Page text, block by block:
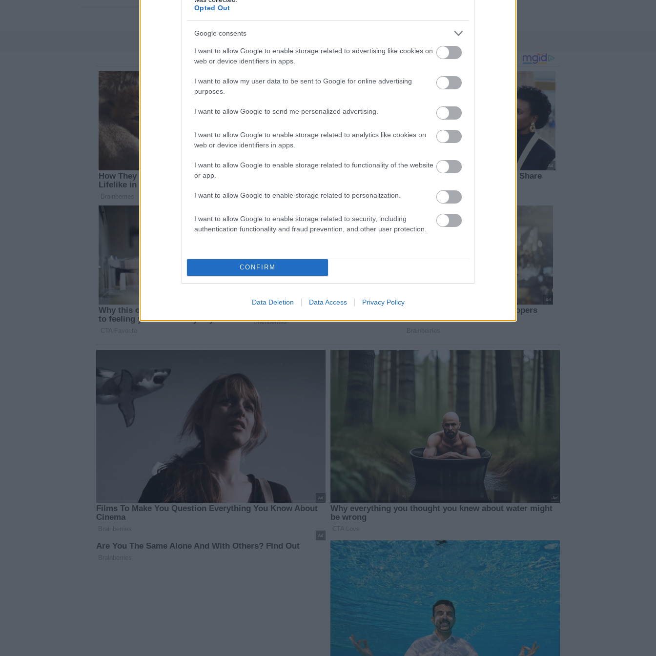
Opted Out
Google consents
I want to allow Google to enable storage related to advertising like cookies on
web or device identifiers in apps.
I want to allow my user data to be sent to Google for online advertising
purposes.
I want to allow Google to send me personalized advertising.
I want to allow Google to enable storage related to analytics like cookies on
web or device identifiers in apps.
I want to allow Google to enable storage related to functionality of the website
or app.
I want to allow Google to enable storage related to personalization.
I want to allow Google to enable storage related to security, including
authentication functionality and fraud prevention, and other user protection.
CONFIRM
Data Deletion Data Access Privacy Policy